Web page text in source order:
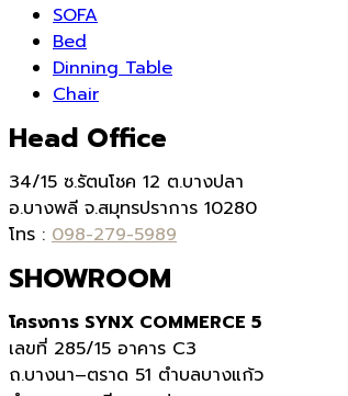
SOFA
Bed
Dinning Table
Chair
Head Office
34/15 ซ.รัตนโชค 12 ต.บางปลา
อ.บางพลี จ.สมุทรปราการ 10280
โทร : 098-279-5989
SHOWROOM
โครงการ SYNX COMMERCE 5
เลขที่ 285/15 อาคาร C3
ถ.บางนา–ตราด 51 ตำบลบางแก้ว